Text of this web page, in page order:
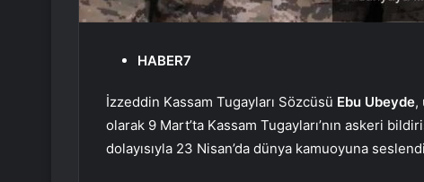
HABER7
İzzeddin Kassam Tugayları Sözcüsü Ebu Ubeyde,
olarak 9 Mart’ta Kassam Tugayları’nın askeri
dolayısıyla 23 Nisan’da dünya kamuoyuna